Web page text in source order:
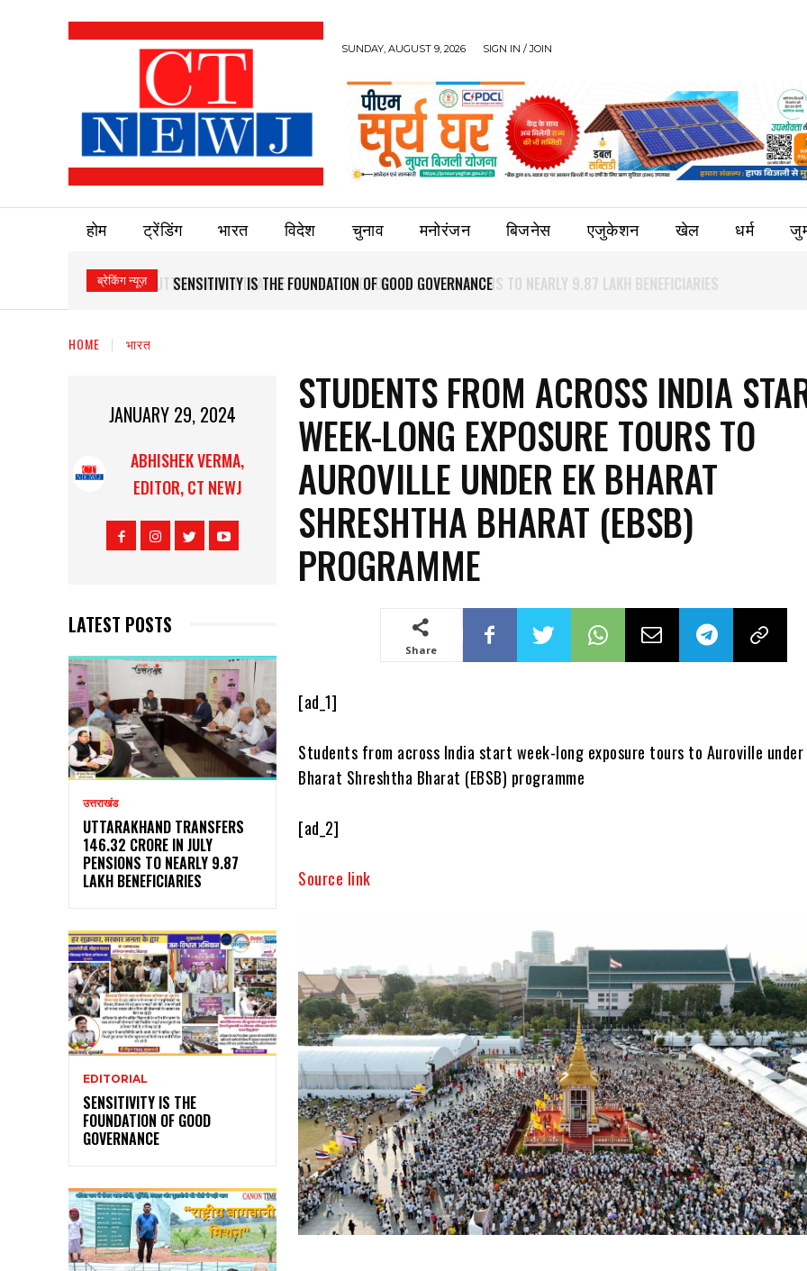
SUNDAY, AUGUST 9, 2026 SIGN IN / JOIN
होम ट्रेंडिंग भारत विदेश चुनाव मनोरंजन बिजनेस एजुकेशन खेल धर्म
ब्रेकिंग न्यूज़ SENSITIVITY IS THE FOUNDATION OF GOOD GOVERNANCE
HOME भारत
JANUARY 29, 2024
ABHISHEK VERMA,
EDITOR, CT NEWJ
LATEST POSTS
उत्तराखंड
UTTARAKHAND TRANSFERS
₹146.32 CRORE IN JULY
PENSIONS TO NEARLY 9.87
LAKH BENEFICIARIES
EDITORIAL
SENSITIVITY IS THE
FOUNDATION OF GOOD
GOVERNANCE
STUDENTS FROM ACROSS INDIA
WEEK-LONG EXPOSURE TOURS TO
AUROVILLE UNDER EK BHARAT
SHRESHTHA BHARAT (EBSB)
PROGRAMME
Share
[ad_1]
Students from across India start week-long exposure tours to Auroville under
Bharat Shreshtha Bharat (EBSB) programme
[ad_2]
Source link